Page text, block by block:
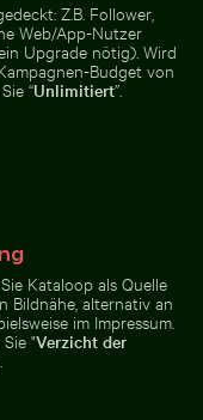
am Wasser sitzend
Z.B. Follower,
Web/App-Nutzer
Upgrade nötig). Wird
Budget von
“Unlimitiert”.
Kataloop als Quelle
Bildnähe, alternativ an
im Impressum.
"Verzicht der